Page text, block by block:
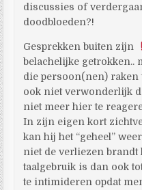
discussies of
doodbloeden?!
Gesprekken buiten zijn
belachelijke getrokken..
die persoon(nen) raken
ook niet verwonderlijk
niet meer hier te
In zijn eigen kort
kan hij het “geheel”
niet de verliezen
taalgebruik is dan ook
te intimideren opdat